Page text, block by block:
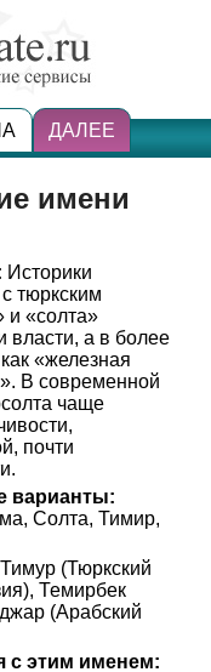
ДАЛЕЕ
имени
Историки
тюркским
и «солта»
власти, а в более
«железная
В современной
чаще
почти
варианты:
Солта, Тимир,
Тимур (Тюркский
Темирбек
(Арабский
с этим именем: